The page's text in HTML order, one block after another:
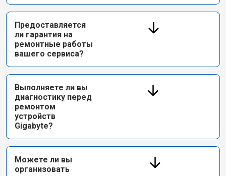
Предоставляется
ли гарантия на
ремонтные работы
вашего сервиса?
Выполняете ли вы
диагностику перед
ремонтом
устройств
Gigabyte?
Можете ли вы
организовать